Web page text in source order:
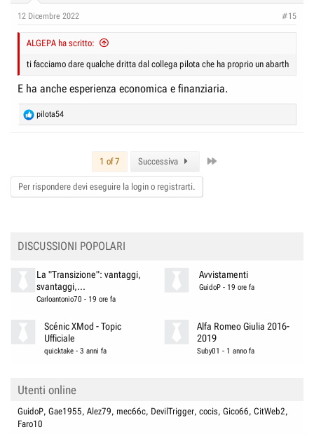
12 Dicembre 2022 #15
ALGEPA ha scritto:
ti facciamo dare qualche dritta dal collega pilota che ha proprio un abarth
E ha anche esperienza economica e finanziaria.
R
e
o
n
pilota54
1 of 7 Successiva
Per rispondere devi eseguire la login o registrarti.
DISCUSSIONI POPOLARI
La "Transizione": vantaggi,
svantaggi,...
Carloantonio70 - 19 ore fa
Avvistamenti
GuidoP - 19 ore fa
Scénic XMod - Topic
Ufficiale
quicktake -3 anni fa
Alfa Romeo Giulia 2016-
2019
Suby01 - 1 anno fa
Utenti online
GuidoP Gae1955 Alez79 mec66c DevilTrigger cocis Gico66 CitWeb2
Faro10